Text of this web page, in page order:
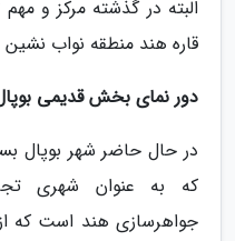
البته در گذشته مرکز و
قاره هند منطقه نواب نشین
دور نمای بخش قدیمی
در حال حاضر شهر بوپال
که به عنوان شهری
جواهرسازی هند است که